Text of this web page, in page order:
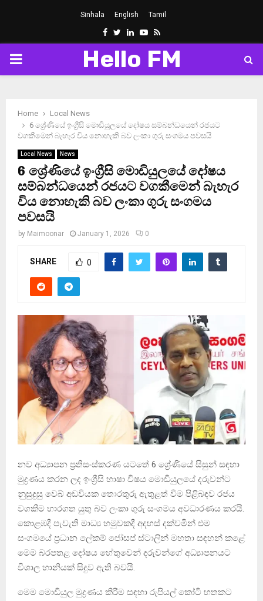
Sinhala English Tamil
Facebook
Twitter
LinkedinYoutube
Rss
PRIMARY
Hello FM
Home
Local News
6 ශ්‍රේණියේ ඉංග්‍රීසි මොඩියුලයේ දෝෂය සම්බන්ධයෙන් රජයට
වගකීමෙන් බැහැර විය නොහැකි බව ලංකා ගුරු සංගමය පවසයි
Local News News
6 ශ්‍රේණියේ ඉංග්‍රීසි මොඩියුලයේ දෝෂය
සම්බන්ධයෙන් රජයට වගකීමෙන් බැහැර
විය නොහැකි බව ලංකා ගුරු සංගමය
පවසයි
by Maimoonar January 1, 2026 0
SHARE 0
නව අධ්‍යාපන ප්‍රතිසංස්කරණ යටතේ 6 ශ්‍රේණියේ සිසුන් සඳහා
මුද්‍රණය කරන ලද ඉංග්‍රීසි භාෂා විෂය මොඩියුලයේ දරුවන්ට
නුසුදුසු වෙබ් අඩවියක තොරතුරු ඇතුළත් වීම පිළිබඳව රජය
වගකීම භාරගත යුතු බව ලංකා ගුරු සංගමය අවධාරණය කරයි.
කොළඹදී පැවැති මාධ්‍ය හමුවකදී අදහස් දක්වමින් එම
සංගමයේ ප්‍රධාන ලේකම් ජෝසප් ස්ටාලින් මහතා සඳහන් කළේ
මෙම බරපතළ දෝෂය හේතුවෙන් දරුවන්ගේ අධ්‍යාපනයට
විශාල හානියක් සිදුව ඇති බවයි.
මෙම මොඩියුල මුද්‍රණය කිරීම සඳහා රුපියල් කෝටි හතකට